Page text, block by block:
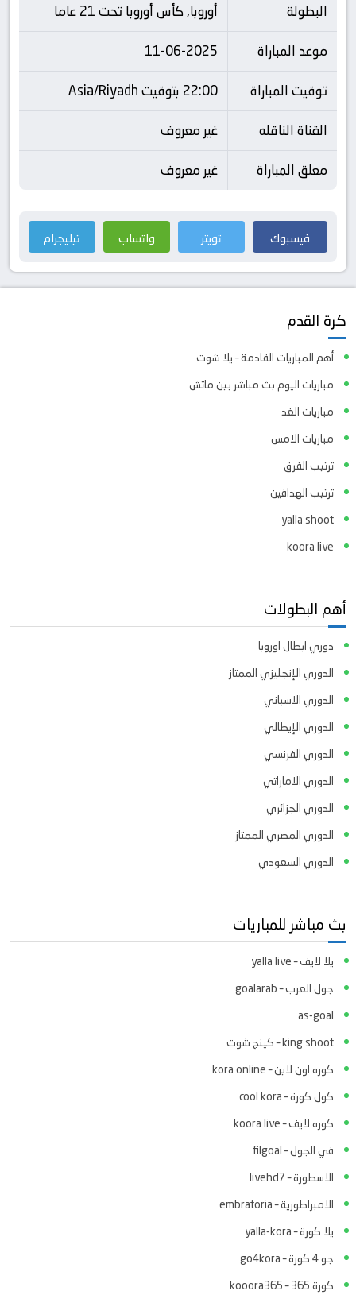
البطولة
أوروبا, كأس أوروبا تحت 21 عاما
موعد المباراة
11-06-2025
توقيت المباراة
22:00 بتوقيت Asia/Riyadh
القناة الناقله
غير معروف
معلق المباراة
غير معروف
فيسبوك تويتر واتساب تيليجرام
كرة القدم
أهم المباريات القادمة – يلا شوت
مباريات اليوم بث مباشر بين ماتش
مباريات الغد
مباريات الامس
ترتيب الفرق
ترتيب الهدافين
yalla shoot
koora live
أهم البطولات
دوري ابطال اوروبا
الدوري الإنجليزي الممتاز
الدوري الاسباني
الدوري الإيطالي
الدوري الفرنسي
الدوري الاماراتي
الدوري الجزائري
الدوري المصري الممتاز
الدوري السعودي
بث مباشر للمباريات
يلا لايف – yalla live
جول العرب – goalarab
as-goal
king shoot – كينج شوت
كوره اون لاين – kora online
كول كورة – cool kora
كوره لايف – koora live
في الجول – filgoal
الاسطورة – livehd7
الامبراطورية – embratoria
يلا كورة – yalla-kora
جو 4 كورة – go4kora
كورة 365 – kooora365